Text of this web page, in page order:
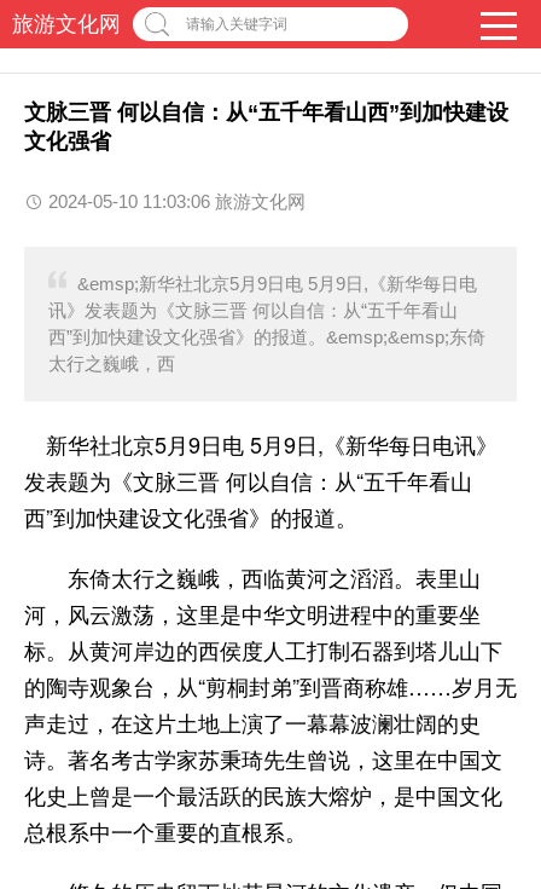
旅游文化网 请输入关键字词
文脉三晋 何以自信：从“五千年看山西”到加快建设
文化强省
2024-05-10 11:03:06 旅游文化网
&emsp;新华社北京5月9日电 5月9日,《新华每日电
讯》发表题为《文脉三晋 何以自信：从“五千年看山
西”到加快建设文化强省》的报道。&emsp;&emsp;东倚
太行之巍峨，西
新华社北京5月9日电 5月9日,《新华每日电讯》
发表题为《文脉三晋 何以自信：从“五千年看山
西”到加快建设文化强省》的报道。
东倚太行之巍峨，西临黄河之滔滔。表里山
河，风云激荡，这里是中华文明进程中的重要坐
标。从黄河岸边的西侯度人工打制石器到塔儿山下
的陶寺观象台，从“剪桐封弟”到晋商称雄……岁月无
声走过，在这片土地上演了一幕幕波澜壮阔的史
诗。著名考古学家苏秉琦先生曾说，这里在中国文
化史上曾是一个最活跃的民族大熔炉，是中国文化
总根系中一个重要的直根系。